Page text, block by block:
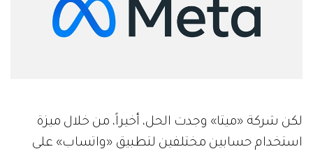
لكن شركة «ميتا» وجدت الحل، أخيراً، من خلال ميزة
استخدام حسابين مختلفين لتطبيق «واتساب» على